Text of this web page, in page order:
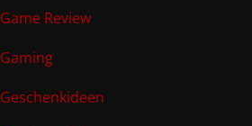
Game Review
Gaming
Geschenkideen